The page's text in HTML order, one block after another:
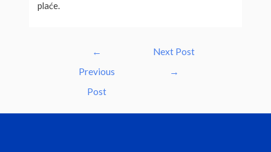
plaće.
←
Previous
Post
Next Post
→